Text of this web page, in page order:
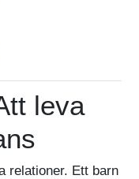
leva
relationer. Ett barn